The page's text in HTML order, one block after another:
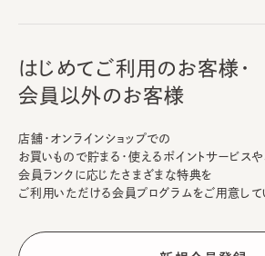
はじめてご利用のお客様・
会員以外のお客様
店舗・オンラインショップでの
お買いもので貯まる・使えるポイントサービスや、
会員ランクに応じたさまざまな特典を
ご利用いただける会員プログラムをご用意して